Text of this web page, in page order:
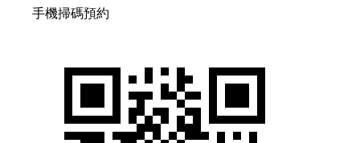
手機掃碼預約